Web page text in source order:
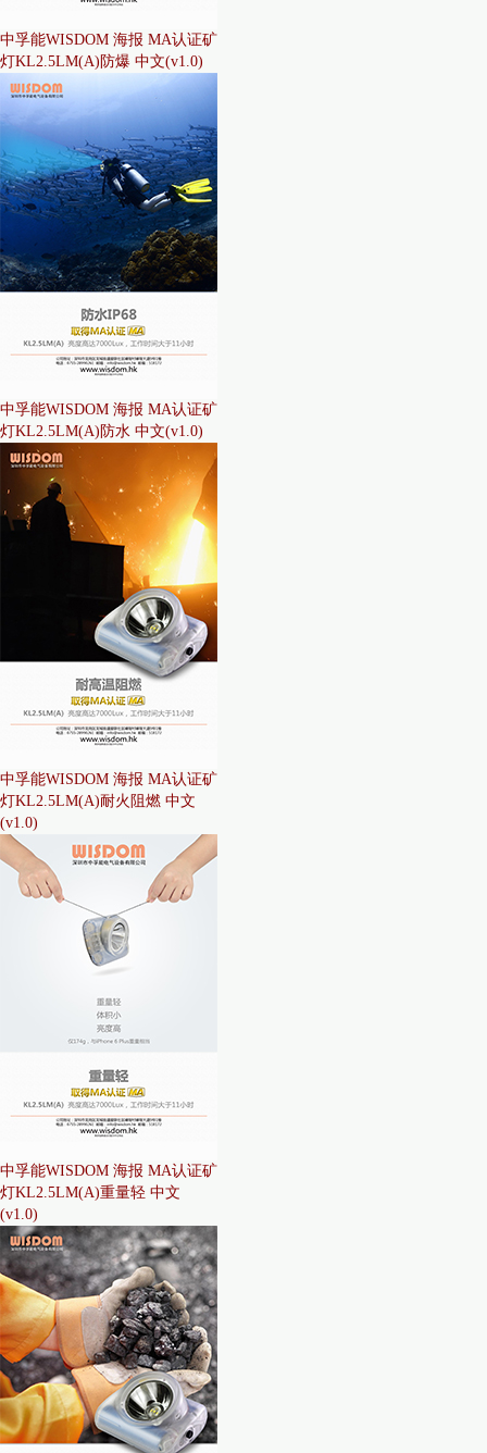
中孚能WISDOM 海报 MA认证矿
灯KL2.5LM(A)防爆 中文(v1.0)
中孚能WISDOM 海报 MA认证矿
灯KL2.5LM(A)防水 中文(v1.0)
中孚能WISDOM 海报 MA认证矿
灯KL2.5LM(A)耐火阻燃 中文
(v1.0)
中孚能WISDOM 海报 MA认证矿
灯KL2.5LM(A)重量轻 中文
(v1.0)